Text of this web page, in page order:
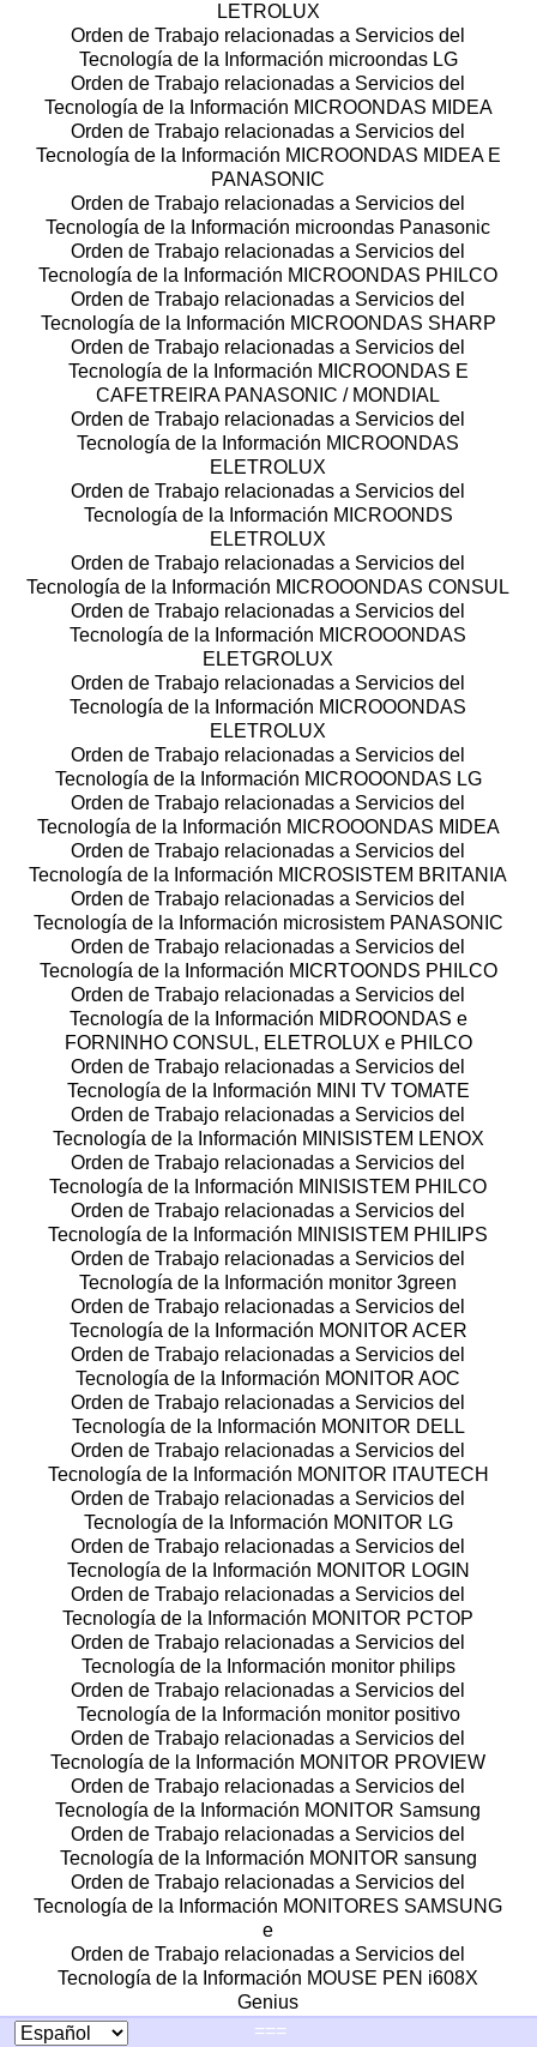
LETROLUX
Orden de Trabajo relacionadas a Servicios del
Tecnología de la Información microondas LG
Orden de Trabajo relacionadas a Servicios del
Tecnología de la Información MICROONDAS MIDEA
Orden de Trabajo relacionadas a Servicios del
Tecnología de la Información MICROONDAS MIDEA E
PANASONIC
Orden de Trabajo relacionadas a Servicios del
Tecnología de la Información microondas Panasonic
Orden de Trabajo relacionadas a Servicios del
Tecnología de la Información MICROONDAS PHILCO
Orden de Trabajo relacionadas a Servicios del
Tecnología de la Información MICROONDAS SHARP
Orden de Trabajo relacionadas a Servicios del
Tecnología de la Información MICROONDAS E
CAFETREIRA PANASONIC / MONDIAL
Orden de Trabajo relacionadas a Servicios del
Tecnología de la Información MICROONDAS
ELETROLUX
Orden de Trabajo relacionadas a Servicios del
Tecnología de la Información MICROONDS
ELETROLUX
Orden de Trabajo relacionadas a Servicios del
Tecnología de la Información MICROOONDAS CONSUL
Orden de Trabajo relacionadas a Servicios del
Tecnología de la Información MICROOONDAS
ELETGROLUX
Orden de Trabajo relacionadas a Servicios del
Tecnología de la Información MICROOONDAS
ELETROLUX
Orden de Trabajo relacionadas a Servicios del
Tecnología de la Información MICROOONDAS LG
Orden de Trabajo relacionadas a Servicios del
Tecnología de la Información MICROOONDAS MIDEA
Orden de Trabajo relacionadas a Servicios del
Tecnología de la Información MICROSISTEM BRITANIA
Orden de Trabajo relacionadas a Servicios del
Tecnología de la Información microsistem PANASONIC
Orden de Trabajo relacionadas a Servicios del
Tecnología de la Información MICRTOONDS PHILCO
Orden de Trabajo relacionadas a Servicios del
Tecnología de la Información MIDROONDAS e
FORNINHO CONSUL, ELETROLUX e PHILCO
Orden de Trabajo relacionadas a Servicios del
Tecnología de la Información MINI TV TOMATE
Orden de Trabajo relacionadas a Servicios del
Tecnología de la Información MINISISTEM LENOX
Orden de Trabajo relacionadas a Servicios del
Tecnología de la Información MINISISTEM PHILCO
Orden de Trabajo relacionadas a Servicios del
Tecnología de la Información MINISISTEM PHILIPS
Orden de Trabajo relacionadas a Servicios del
Tecnología de la Información monitor 3green
Orden de Trabajo relacionadas a Servicios del
Tecnología de la Información MONITOR ACER
Orden de Trabajo relacionadas a Servicios del
Tecnología de la Información MONITOR AOC
Orden de Trabajo relacionadas a Servicios del
Tecnología de la Información MONITOR DELL
Orden de Trabajo relacionadas a Servicios del
Tecnología de la Información MONITOR ITAUTECH
Orden de Trabajo relacionadas a Servicios del
Tecnología de la Información MONITOR LG
Orden de Trabajo relacionadas a Servicios del
Tecnología de la Información MONITOR LOGIN
Orden de Trabajo relacionadas a Servicios del
Tecnología de la Información MONITOR PCTOP
Orden de Trabajo relacionadas a Servicios del
Tecnología de la Información monitor philips
Orden de Trabajo relacionadas a Servicios del
Tecnología de la Información monitor positivo
Orden de Trabajo relacionadas a Servicios del
Tecnología de la Información MONITOR PROVIEW
Orden de Trabajo relacionadas a Servicios del
Tecnología de la Información MONITOR Samsung
Orden de Trabajo relacionadas a Servicios del
Tecnología de la Información MONITOR sansung
Orden de Trabajo relacionadas a Servicios del
Tecnología de la Información MONITORES SAMSUNG
e
Orden de Trabajo relacionadas a Servicios del
Tecnología de la Información MOUSE PEN i608X
Genius
Orden de Trabajo relacionadas a Servicios del
===